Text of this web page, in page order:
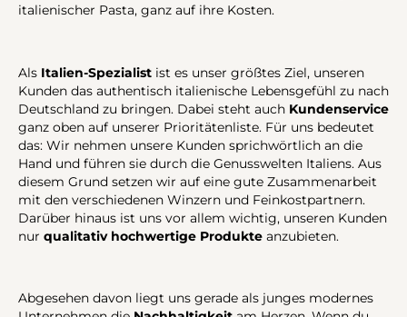
italienischer Pasta, ganz auf ihre Kosten.
Als Italien-Spezialist ist es unser größtes Ziel, unseren
Kunden das authentisch italienische Lebensgefühl zu nach
Deutschland zu bringen. Dabei steht auch Kundenservice
ganz oben auf unserer Prioritätenliste. Für uns bedeutet
das: Wir nehmen unsere Kunden sprichwörtlich an die
Hand und führen sie durch die Genusswelten Italiens. Aus
diesem Grund setzen wir auf eine gute Zusammenarbeit
mit den verschiedenen Winzern und Feinkostpartnern.
Darüber hinaus ist uns vor allem wichtig, unseren Kunden
nur qualitativ hochwertige Produkte anzubieten.
Abgesehen davon liegt uns gerade als junges modernes